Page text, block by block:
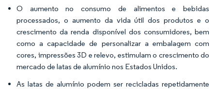
O aumento no consumo de alimentos e bebidas
processados, o aumento da vida útil dos produtos e o
crescimento da renda disponível dos consumidores, bem
como a capacidade de personalizar a embalagem com
cores, impressões 3D e relevo, estimulam o crescimento do
mercado de latas de alumínio nos Estados Unidos.
As latas de alumínio podem ser recicladas repetidamente